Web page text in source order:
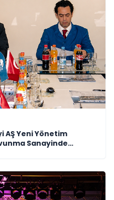
AŞ Yeni Yönetim
Sanayinde